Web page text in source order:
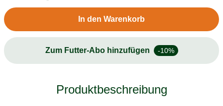
In den Warenkorb
Zum Futter-Abo hinzufügen -10%
Produktbeschreibung